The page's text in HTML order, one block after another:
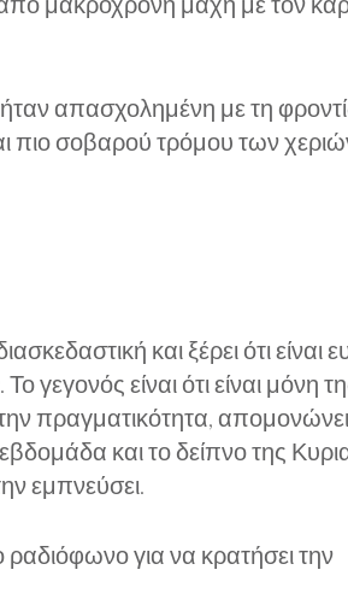
ήταν απασχολημένη με τη
πιο σοβαρού τρόμου των
και ξέρει ότι είναι
γεγονός είναι ότι είναι μόνη
πραγματικότητα,
και το δείπνο της
εμπνεύσει.
για να κρατήσει την